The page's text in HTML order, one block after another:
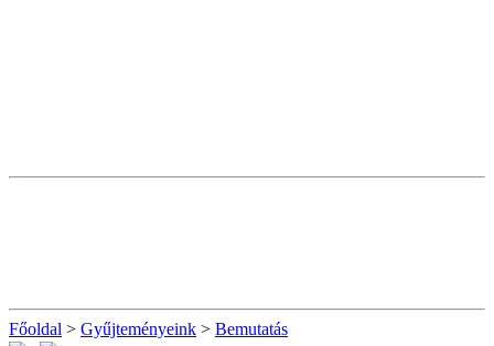
Főoldal > Gyűjteményeink > Bemutatás